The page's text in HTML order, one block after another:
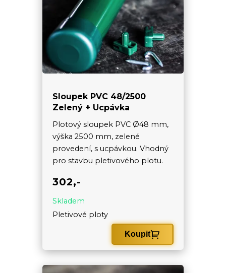
Sloupek PVC 48/2500
Zelený + Ucpávka
Plotový sloupek PVC Ø48 mm,
výška 2500 mm, zelené
provedení, s ucpávkou. Vhodný
pro stavbu pletivového plotu.
302,-
Skladem
Pletivové ploty
Koupit